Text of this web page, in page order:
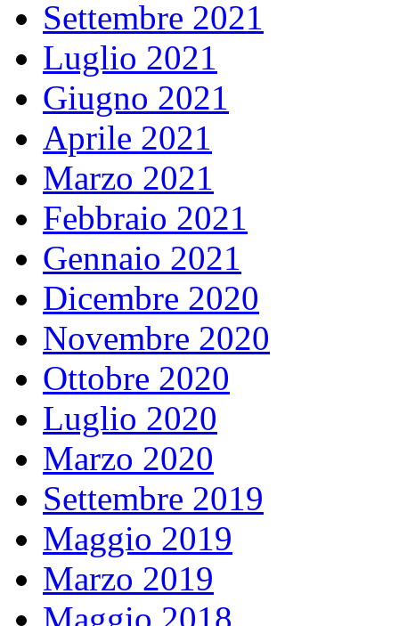
Settembre 2021
Luglio 2021
Giugno 2021
Aprile 2021
Marzo 2021
Febbraio 2021
Gennaio 2021
Dicembre 2020
Novembre 2020
Ottobre 2020
Luglio 2020
Marzo 2020
Settembre 2019
Maggio 2019
Marzo 2019